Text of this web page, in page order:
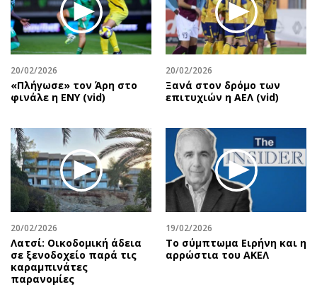
20/02/2026
«Πλήγωσε» τον Άρη στο
φινάλε η ΕΝΥ (vid)
20/02/2026
Ξανά στον δρόμο των
επιτυχιών η ΑΕΛ (vid)
20/02/2026
Λατσί: Οικοδομική άδεια
σε ξενοδοχείο παρά τις
καραμπινάτες
παρανομίες
19/02/2026
Το σύμπτωμα Ειρήνη και η
αρρώστια του ΑΚΕΛ